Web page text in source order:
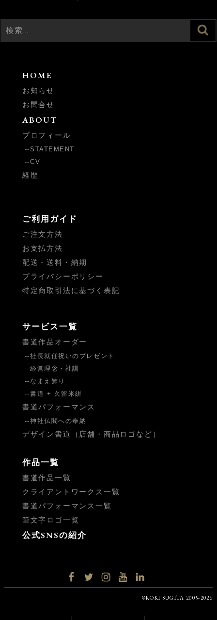
検
索:
HOME
お知らせ
お問合せ
ABOUT
プロフィール
STATEMENT
CV
経歴
ご利用ガイド
ご注文方法
お支払方法
配送・送料・納期
プライバシーポリシー
特定商取引法に基づく表記
サービス一覧
書道作品オーダー
社長就任祝いのプレゼント
経営理念・社訓
なまえ飾り
書道 + 久留米絣
書道パフォーマンス
神社仏閣への奉納
デザイン書道（店舗・商品ロゴなど）
作品一覧
書道作品一覧
クライアントワークス一覧
書道パフォーマンス一覧
筆文字ロゴ一覧
公式SNSの紹介
facebooktwitterinstagramYouTubeLinkedIn
©KOKI SUGITA 2005-2026